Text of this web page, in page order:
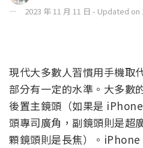
2023 年 11 月 11 日 - Updated on
現代大多數人習慣用手機取
部分有一定的水準。大多數
後置主鏡頭（如果是
頭專司廣角，副鏡頭則是超
顆鏡頭則是長焦）。